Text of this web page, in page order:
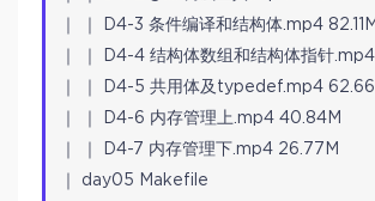
｜ ｜ D4-3 条件编译和结构体.mp4 82.11M
｜ ｜ D4-4 结构体数组和结构体指针
｜ ｜ D4-5 共用体及typedef.mp4
｜ ｜ D4-6 内存管理上.mp4 40.84M
｜ ｜ D4-7 内存管理下.mp4 26.77M
｜ day05 Makefile